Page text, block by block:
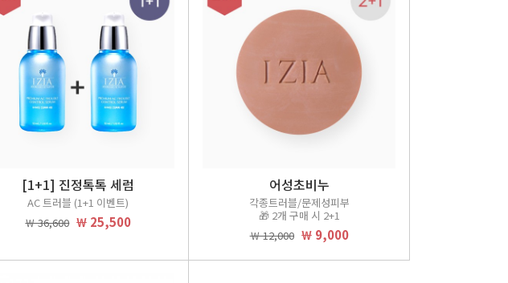
[1+1] 진정톡톡 세럼
AC 트러블 (1+1 이벤트)
￦ 36,600 ￦ 25,500
어성초비누
각종트러블/문제성피부
🎁 2개 구매 시 2+1
￦ 12,000 ￦ 9,000